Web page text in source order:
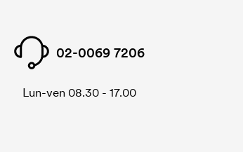
02-0069 7206
Lun-ven 08.30 - 17.00